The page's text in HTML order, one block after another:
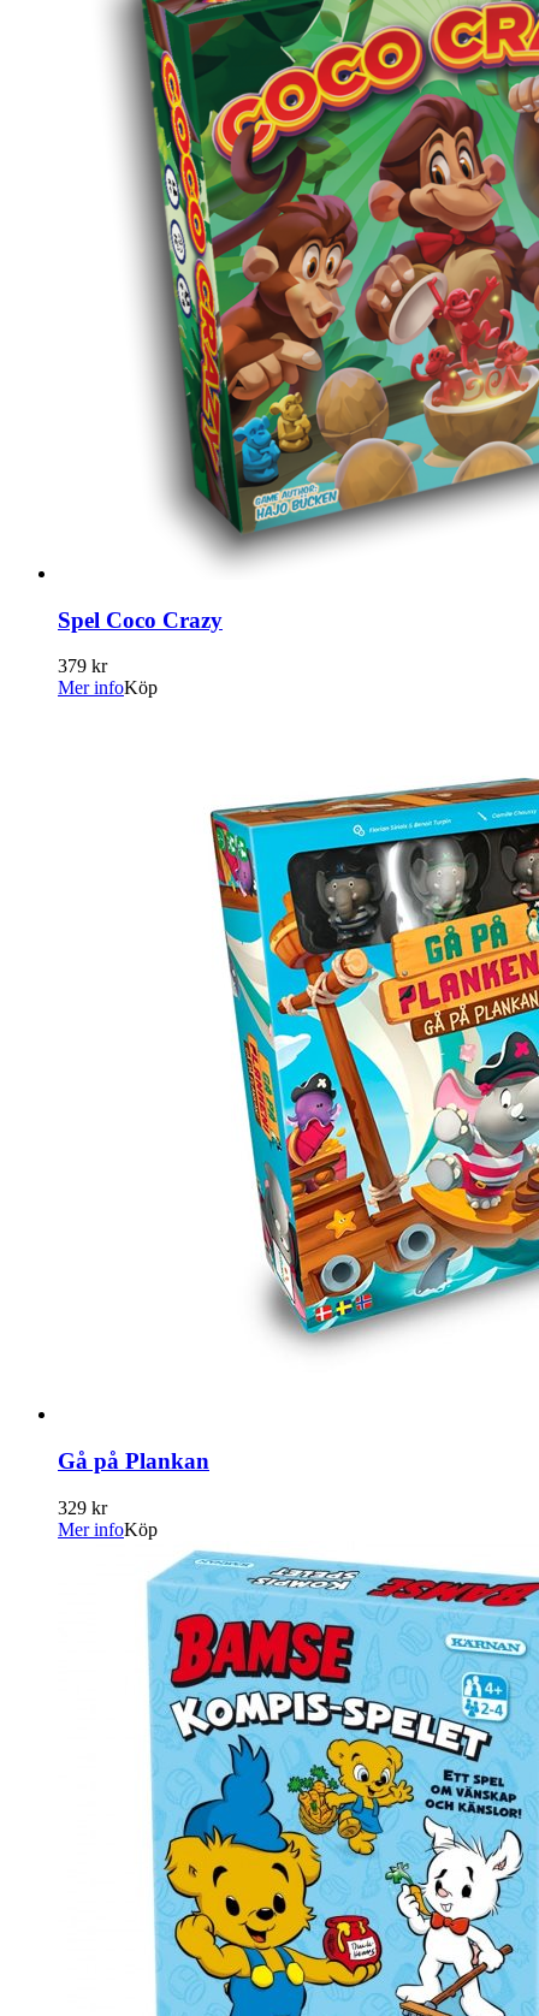
Spel Coco Crazy
379 kr
Mer infoKöp
Gå på Plankan
329 kr
Mer infoKöp